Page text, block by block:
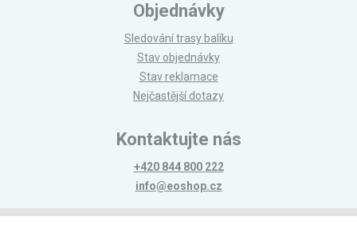
Objednávky
Sledování trasy balíku
Stav objednávky
Stav reklamace
Nejčastější dotazy
Kontaktujte nás
+420 844 800 222
info@eoshop.cz